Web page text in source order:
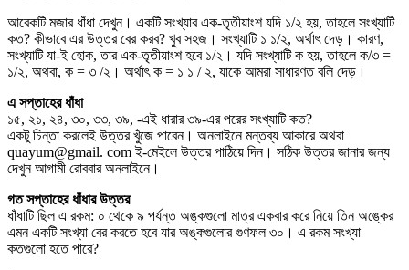
আরেকটি মজার ধাঁধা দেখুন। একটি সংখ্যার এক-তৃতীয়াংশ যদি ১/২ হয়, তাহলে সংখ্যাটি
কত? কীভাবে এর উত্তর বের করব? খুব সহজ। সংখ্যাটি ১ ১/২, অর্থাৎ দেড়। কারণ,
সংখ্যাটি যা-ই হোক, তার এক-তৃতীয়াংশ হবে ১/২। যদি সংখ্যাটি ক হয়, তাহলে ক/৩ =
১/২, অথবা, ক = ৩ /২। অর্থাৎ ক = ১ ১ / ২, যাকে আমরা সাধারণত বলি দেড়।
এ সপ্তাহের ধাঁধা
১৫, ২১, ২৪, ৩০, ৩৩, ৩৯, -এই ধারার ৩৯-এর পরের সংখ্যাটি কত?
একটু চিন্তা করলেই উত্তর খুঁজে পাবেন। অনলাইনে মন্তব্য আকারে অথবা
quayum@gmail. com ই-মেইলে উত্তর পাঠিয়ে দিন। সঠিক উত্তর জানার জন্য
দেখুন আগামী রোববার অনলাইনে।
গত সপ্তাহের ধাঁধার উত্তর
ধাঁধাটি ছিল এ রকম: ০ থেকে ৯ পর্যন্ত অঙ্কগুলো মাত্র একবার করে নিয়ে তিন অঙ্কের
এমন একটি সংখ্যা বের করতে হবে যার অঙ্কগুলোর গুণফল ৩০। এ রকম সংখ্যা
কতগুলো হতে পারে?